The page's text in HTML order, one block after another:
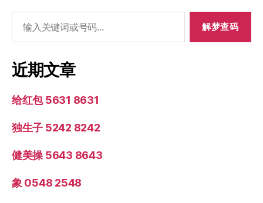
索：
近期文章
给红包 5631 8631
独生子 5242 8242
健美操 5643 8643
象 0548 2548